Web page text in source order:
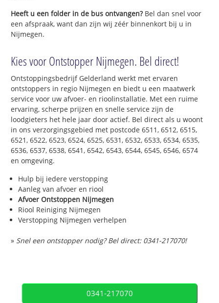
Heeft u een folder in de bus ontvangen?Bel dan snel voor
een afspraak, want dan zijn wij zéér binnenkort bij u in
Nijmegen.
Kies voor Ontstopper Nijmegen. Bel direct!
Ontstoppingsbedrijf Gelderland werkt met ervaren
ontstoppers in regio Nijmegen en biedt u een maatwerk
service voor uw afvoer- en rioolinstallatie. Met een ruime
ervaring, scherpe prijzen en snelle service zijn de
loodgieters het hele jaar door actief. Bel direct als u woont
in ons verzorgingsgebied met postcode 6511, 6512, 6515,
6521, 6522, 6523, 6524, 6525, 6531, 6532, 6533, 6534, 6535,
6536, 6537, 6538, 6541, 6542, 6543, 6544, 6545, 6546, 6574
en omgeving.
Hulp bij iedere verstopping
Aanleg van afvoer en riool
Afvoer Ontstoppen Nijmegen
Riool Reiniging Nijmegen
Verstopping Nijmegen verhelpen
» Snel een ontstopper nodig? Bel direct: 0341-217070!
0341-217070